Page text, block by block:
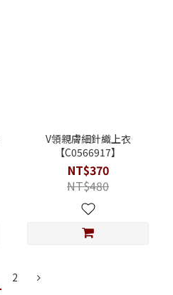
V領親膚細針織上衣
【C0566917】
NT$370
NT$480
2